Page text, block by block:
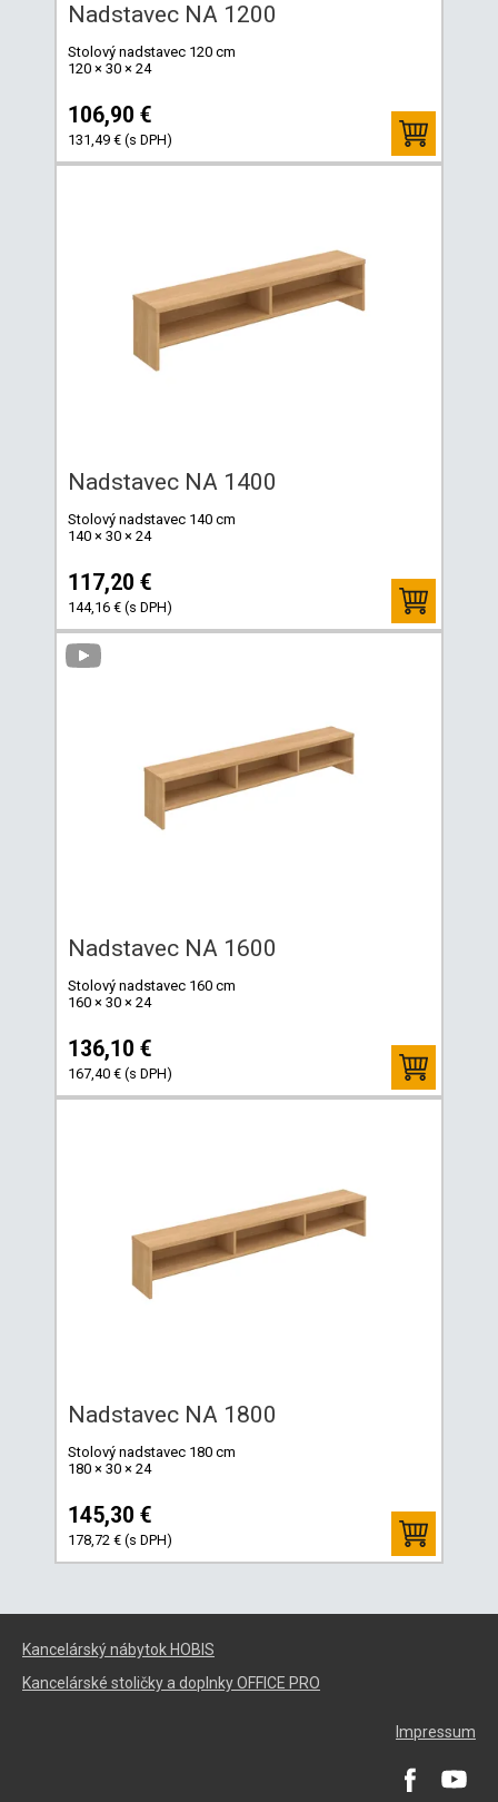
Nadstavec NA 1200
Stolový nadstavec 120 cm
120 × 30 × 24
106,90 €
131,49 € (s DPH)
Nadstavec NA 1400
Stolový nadstavec 140 cm
140 × 30 × 24
117,20 €
144,16 € (s DPH)
Nadstavec NA 1600
Stolový nadstavec 160 cm
160 × 30 × 24
136,10 €
167,40 € (s DPH)
Nadstavec NA 1800
Stolový nadstavec 180 cm
180 × 30 × 24
145,30 €
178,72 € (s DPH)
Kancelárský nábytok HOBIS
Kancelárské stoličky a doplnky OFFICE PRO
Impressum